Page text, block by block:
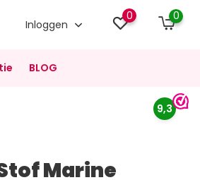
Inloggen
0 0
BLOG
9,3
Marine